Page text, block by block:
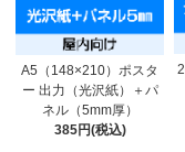
A5（148×210）ポスタ
ー 出力（光沢紙）＋パ
ネル（5mm厚）
385円(税込)